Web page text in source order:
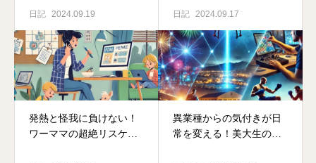
日記 2024.09.19 日記 2024.09.17
発熱と怪我に負けない！
ワーママの超絶リスケ術
異業種からの気付きが日
常を変える！美大生の演